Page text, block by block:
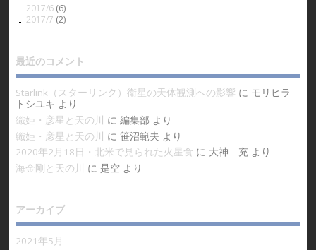
2017/6(6)
2017/7 (2)
最近のコメント
Starlink（スターリンク）衛星の天体観測への影響 に モリヒラ
トシユキ より
織姫・彦星と天の川
に 編集部 より
織姫・彦星と天の川
に 笹沼範夫 より
2020年2月18日・北米で見られた火星食 に 大神 充より
海金剛と天の川
に 是空より
アーカイブ
2021年5月